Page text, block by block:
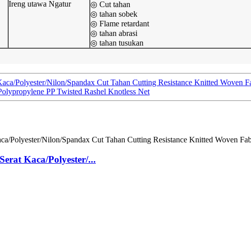
Ireng utawa Ngatur
◎ Cut tahan
◎ tahan sobek
◎ Flame retardant
◎ tahan abrasi
◎ tahan tusukan
Polyester/Nilon/Spandax Cut Tahan Cutting Resistance Knitted Woven
PP Twisted Rashel Knotless Net
Kaca/Polyester/...